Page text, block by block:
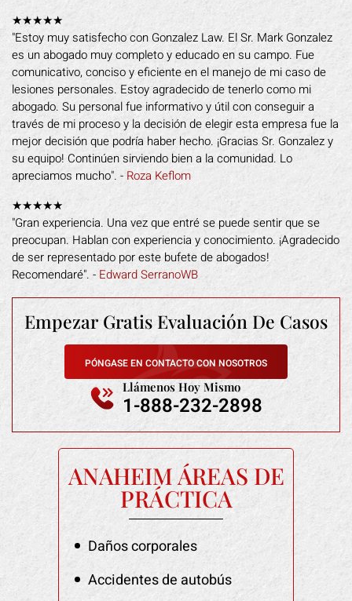
★★★★★
"Estoy muy satisfecho con Gonzalez Law. El Sr. Mark Gonzalez
es un abogado muy completo y educado en su campo. Fue
comunicativo, conciso y eficiente en el manejo de mi caso de
lesiones personales. Estoy agradecido de tenerlo como mi
abogado. Su personal fue informativo y útil con conseguir a
través de mi proceso y la decisión de elegir esta empresa fue la
mejor decisión que podría haber hecho. ¡Gracias Sr. Gonzalez y
su equipo! Continúen sirviendo bien a la comunidad. Lo
apreciamos mucho". - Roza Keflom
★★★★★
"Gran experiencia. Una vez que entré se puede sentir que se
preocupan. Hablan con experiencia y conocimiento. ¡Agradecido
de ser representado por este bufete de abogados!
Recomendaré". - Edward SerranoWB
Empezar GratisEvaluación De Casos
PÓNGASE EN CONTACTO CON NOSOTROS
Llámenos Hoy Mismo
1-888-232-2898
ANAHEIM ÁREAS DE
PRÁCTICA
Daños corporales
Accidentes de autobús